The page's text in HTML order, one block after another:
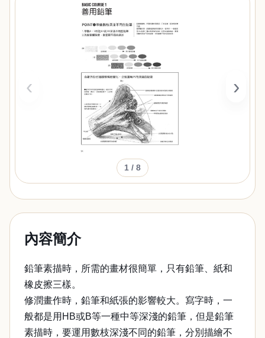
‹ ›
1 / 8
內容簡介
鉛筆素描時，所需的畫材很簡單，只有鉛筆、紙和
橡皮擦三樣。
修潤畫作時，鉛筆和紙張的影響較大。寫字時，一
般都是用HB或B等一種中等深淺的鉛筆，但是鉛筆
素描時，要運用數枝深淺不同的鉛筆，分別描繪不